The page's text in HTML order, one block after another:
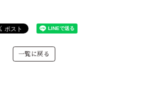
一覧に戻る